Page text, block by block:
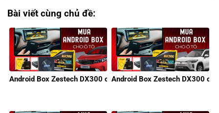
Bài viết cùng chủ đề:
Android Box Zestech DX300 cho xe KIAAndroid Box Zestech DX300